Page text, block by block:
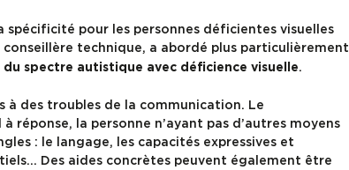
spécificité pour les personnes déficientes visuelles
conseillère technique, a abordé plus particulièrement
spectre autistique avec déficience visuelle.
des troubles de la communication. Le
réponse, la personne n’ayant pas d’autres moyens
: le langage, les capacités expressives et
Des aides concrètes peuvent également être